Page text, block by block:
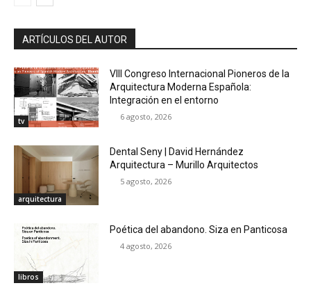
ARTÍCULOS DEL AUTOR
tv
VIII Congreso Internacional Pioneros de la
Arquitectura Moderna Española:
Integración en el entorno
6 agosto, 2026
arquitectura
Dental Seny | David Hernández
Arquitectura – Murillo Arquitectos
5 agosto, 2026
libros
Poética del abandono. Siza en Panticosa
4 agosto, 2026